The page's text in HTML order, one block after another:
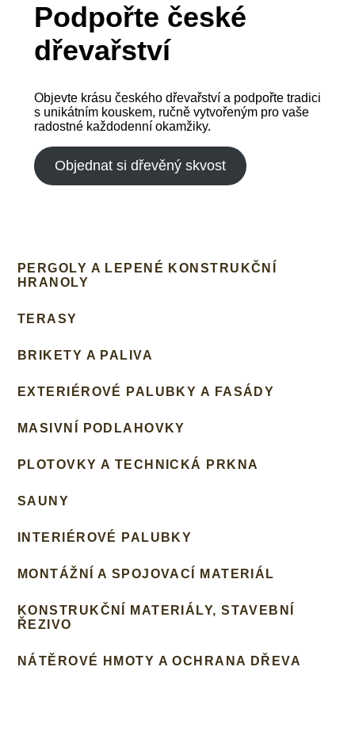
Podpořte české
dřevařství
Objevte krásu českého dřevařství a podpořte tradici
s unikátním kouskem, ručně vytvořeným pro vaše
radostné každodenní okamžiky.
Objednat si dřevěný skvost
PERGOLY A LEPENÉ KONSTRUKČNÍ
HRANOLY
TERASY
BRIKETY A PALIVA
EXTERIÉROVÉ PALUBKY A FASÁDY
MASIVNÍ PODLAHOVKY
PLOTOVKY A TECHNICKÁ PRKNA
SAUNY
INTERIÉROVÉ PALUBKY
MONTÁŽNÍ A SPOJOVACÍ MATERIÁL
KONSTRUKČNÍ MATERIÁLY, STAVEBNÍ
ŘEZIVO
NÁTĚROVÉ HMOTY A OCHRANA DŘEVA